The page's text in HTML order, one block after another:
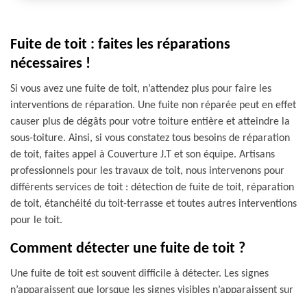
Fuite de toit : faites les réparations
nécessaires !
Si vous avez une fuite de toit, n’attendez plus pour faire les
interventions de réparation. Une fuite non réparée peut en effet
causer plus de dégâts pour votre toiture entière et atteindre la
sous-toiture. Ainsi, si vous constatez tous besoins de réparation
de toit, faites appel à Couverture J.T et son équipe. Artisans
professionnels pour les travaux de toit, nous intervenons pour
différents services de toit : détection de fuite de toit, réparation
de toit, étanchéité du toit-terrasse et toutes autres interventions
pour le toit.
Comment détecter une fuite de toit ?
Une fuite de toit est souvent difficile à détecter. Les signes
n’apparaissent que lorsque les signes visibles n’apparaissent sur